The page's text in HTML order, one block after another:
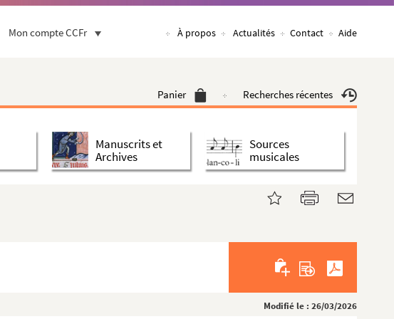
Mon compte CCFr À propos Actualités Contact Aide
Panier Recherches récentes
Manuscrits et
Archives
Sources
musicales
Modifié le : 26/03/2026